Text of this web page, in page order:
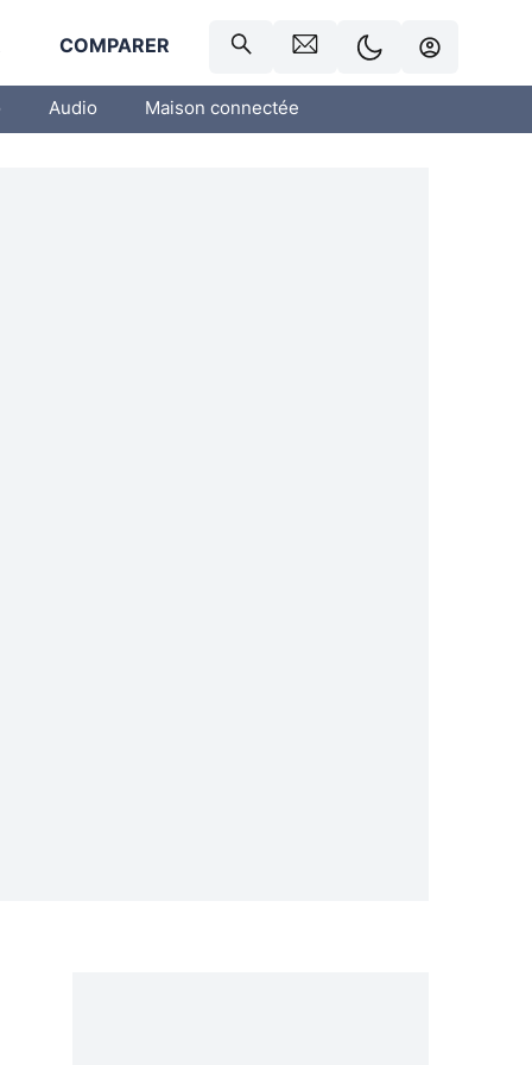
COMPARER
Audio Maison connectée